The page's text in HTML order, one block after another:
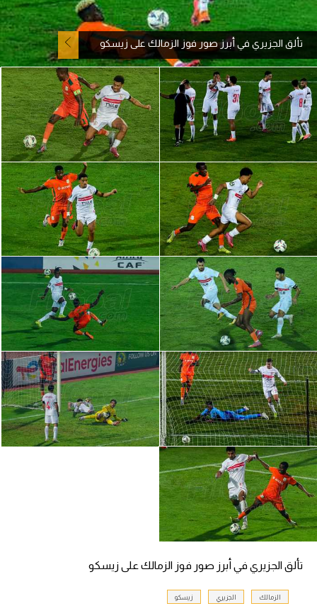
ركن الألعاب
بطولات
أمريكا 2026
الدوري المصري
الدوري الإنجليزي الممتاز
الدوري الإسباني
الدوري الإيطالي
الدوري الألماني
الدوري الفرنسي
الدوري السعودي للمحترفين
دوري أبطال أوروبا
دوري أبطال إفريقيا
كل البطولات
أقسام
الكرة المصرية
الدوري المصري
الكرة الأوروبية
الكرة الإفريقية
منتخب مصر
تألق الجزيري في أبرز صور فوز الزمالك على زيسكو
تألق الجزيري في أبرز صور فوز الزمالك على زيسكو
الزمالك الجزيري زيسكو